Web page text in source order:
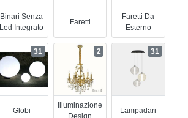
Binari Senza
Led Integrato
Faretti
Faretti Da
Esterno
Globi
31
Illuminazione
2
Lampadari
31